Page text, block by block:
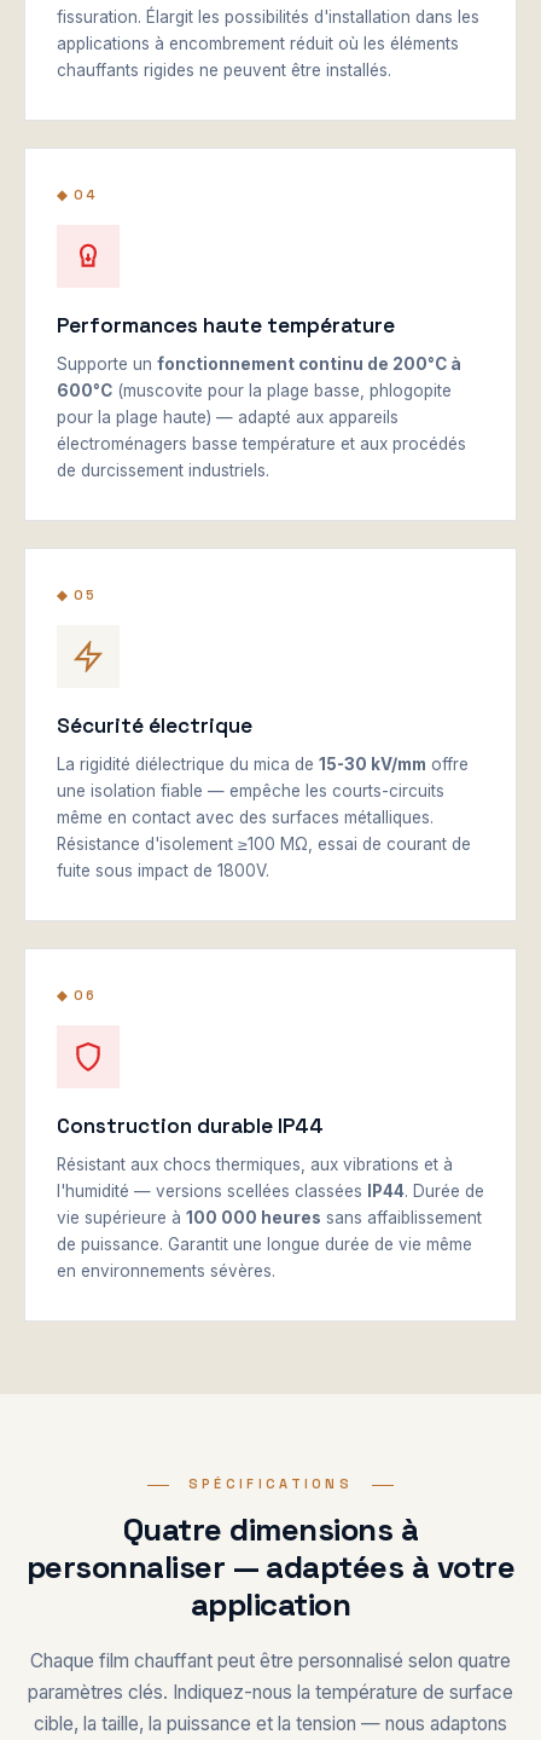
fissuration. Élargit les possibilités d'installation dans les
applications à encombrement réduit où les éléments
chauffants rigides ne peuvent être installés.
◆ 04
Performances haute température
Supporte un fonctionnement continu de 200°C à
600°C (muscovite pour la plage basse, phlogopite
pour la plage haute) — adapté aux appareils
électroménagers basse température et aux procédés
de durcissement industriels.
◆ 05
Sécurité électrique
La rigidité diélectrique du mica de 15-30 kV/mm offre
une isolation fiable — empêche les courts-circuits
même en contact avec des surfaces métalliques.
Résistance d'isolement ≥100 MΩ, essai de courant de
fuite sous impact de 1800V.
◆ 06
Construction durable IP44
Résistant aux chocs thermiques, aux vibrations et à
l'humidité — versions scellées classées
IP44. Durée de
vie supérieure à 100 000 heures sans affaiblissement
de puissance. Garantit une longue durée de vie même
en environnements sévères.
SPÉCIFICATIONS
Quatre dimensions à
personnaliser — adaptées à votre
application
Chaque film chauffant peut être personnalisé selon quatre
paramètres clés. Indiquez-nous la température de surface
cible, la taille, la puissance et la tension — nous adaptons